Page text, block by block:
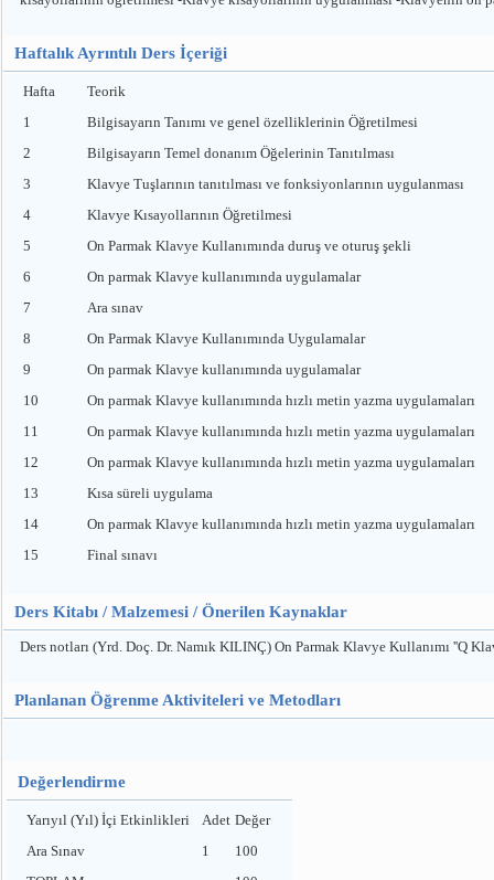
Haftalık Ayrıntılı Ders İçeriği
Hafta
Teorik
1
Bilgisayarın Tanımı ve genel özelliklerinin Öğretilmesi
2
Bilgisayarın Temel donanım Öğelerinin Tanıtılması
3
Klavye Tuşlarının tanıtılması ve fonksiyonlarının uygulanması
4
Klavye Kısayollarının Öğretilmesi
5
On Parmak Klavye Kullanımında duruş ve oturuş şekli
6
On parmak Klavye kullanımında uygulamalar
7
Ara sınav
8
On Parmak Klavye Kullanımında Uygulamalar
9
On parmak Klavye kullanımında uygulamalar
10
On parmak Klavye kullanımında hızlı metin yazma uygulamaları
11
On parmak Klavye kullanımında hızlı metin yazma uygulamaları
12
On parmak Klavye kullanımında hızlı metin yazma uygulamaları
13
Kısa süreli uygulama
14
On parmak Klavye kullanımında hızlı metin yazma uygulamaları
15
Final sınavı
Ders Kitabı / Malzemesi / Önerilen Kaynaklar
Ders notları (Yrd. Doç. Dr. Namık KILINÇ) On Parmak Klavye Kullanımı ''Q
Planlanan Öğrenme Aktiviteleri ve Metodları
Değerlendirme
Yarıyıl (Yıl) İçi Etkinlikleri Adet Değer
Ara Sınav
1
100